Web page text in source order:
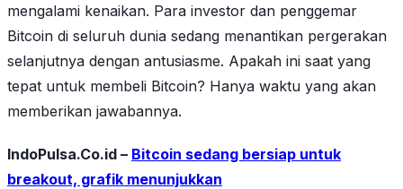
mengalami kenaikan. Para investor dan penggemar
Bitcoin di seluruh dunia sedang menantikan pergerakan
selanjutnya dengan antusiasme. Apakah ini saat yang
tepat untuk membeli Bitcoin? Hanya waktu yang akan
memberikan jawabannya.
IndoPulsa.Co.id – Bitcoin sedang bersiap untuk
breakout, grafik menunjukkan